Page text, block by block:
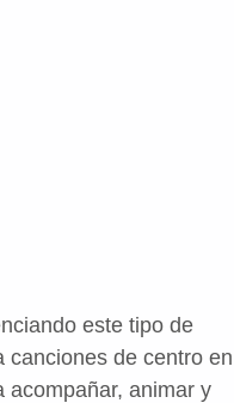
este tipo de
canciones de centro en
acompañar, animar y